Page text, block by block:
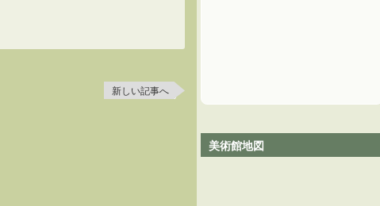
新しい記事へ
美術館地図